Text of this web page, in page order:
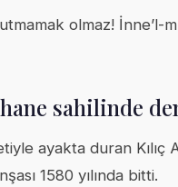
olmaz! İnne’l-
sahilinde
ayakta duran Kılıç
1580 yılında bitti.